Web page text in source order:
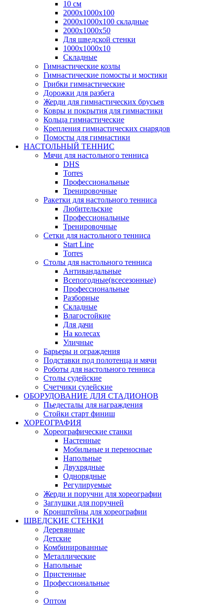
10 см
2000х1000х100
2000х1000х100 складные
2000х1000х50
Для шведской стенки
1000х1000х10
Складные
Гимнастические козлы
Гимнастические помосты и мостики
Грибки гимнастические
Дорожки для разбега
Жерди для гимнастических брусьев
Ковры и покрытия для гимнастики
Кольца гимнастические
Крепления гимнастических снарядов
Помосты для гимнастики
НАСТОЛЬНЫЙ ТЕННИС
Мячи для настольного тенниса
DHS
Torres
Профессиональные
Тренировочные
Ракетки для настольного тенниса
Любительские
Профессиональные
Тренировочные
Сетки для настольного тенниса
Start Line
Torres
Столы для настольного тенниса
Антивандальные
Всепогодные(всесезонные)
Профессиональные
Разборные
Складные
Влагостойкие
Для дачи
На колесах
Уличные
Барьеры и ограждения
Подставки под полотенца и мячи
Роботы для настольного тенниса
Столы судейские
Счетчики судейские
ОБОРУДОВАНИЕ ДЛЯ СТАДИОНОВ
Пьедесталы для награждения
Стойки старт финиш
ХОРЕОГРАФИЯ
Хореографические станки
Настенные
Мобильные и переносные
Напольные
Двухрядные
Однорядные
Регулируемые
Жерди и поручни для хореографии
Заглушки для поручней
Кронштейны для хореографии
ШВЕДСКИЕ СТЕНКИ
Деревянные
Детские
Комбинированные
Металлические
Напольные
Пристенные
Профессиональные
Оптом